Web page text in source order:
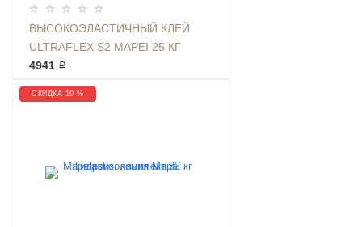
ВЫСОКОЭЛАСТИЧНЫЙ КЛЕЙ
ULTRAFLEX S2 MAPEI 25 КГ
СЕРЫЙ
4941 ₽
СКИДКА 10 %